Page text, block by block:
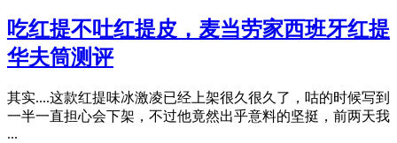
吃红提不吐红提皮，麦当劳家西班牙红提
华夫筒测评
其实....这款红提味冰激凌已经上架很久很久了，咕的时候写到
一半一直担心会下架，不过他竟然出乎意料的坚挺，前两天我
...